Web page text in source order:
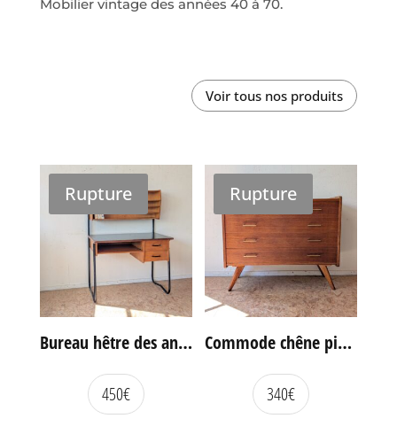
Mobilier vintage des années 40 à 70.
Voir tous nos produits
Rupture
Bureau hêtre des années 60
450€
Rupture
Commode chêne pieds compas vintage
340€